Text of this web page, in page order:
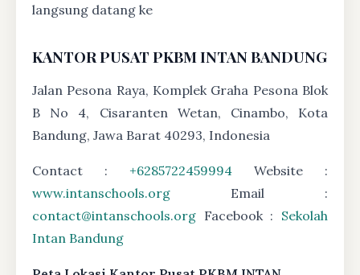
langsung datang ke
KANTOR PUSAT PKBM INTAN BANDUNG
Jalan Pesona Raya, Komplek Graha Pesona Blok
B No 4, Cisaranten Wetan, Cinambo, Kota
Bandung, Jawa Barat 40293, Indonesia
Contact : +6285722459994 Website :
www.intanschools.org Email :
contact@intanschools.org Facebook : Sekolah
Intan Bandung